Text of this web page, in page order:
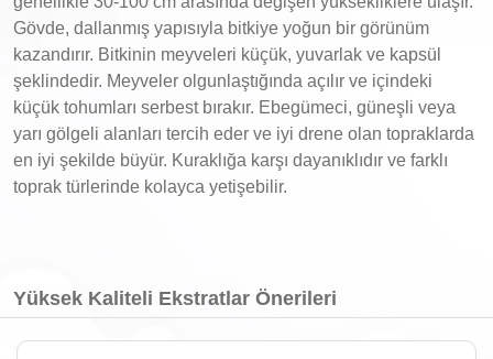
Gövde, dallanmış yapısıyla bitkiye yoğun bir görünüm
kazandırır. Bitkinin meyveleri küçük, yuvarlak ve kapsül
şeklindedir. Meyveler olgunlaştığında açılır ve içindeki
küçük tohumları serbest bırakır. Ebegümeci, güneşli veya
yarı gölgeli alanları tercih eder ve iyi drene olan topraklarda
en iyi şekilde büyür. Kuraklığa karşı dayanıklıdır ve farklı
toprak türlerinde kolayca yetişebilir.
Yüksek Kaliteli Ekstratlar Önerileri